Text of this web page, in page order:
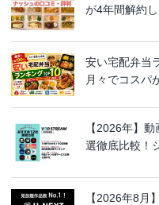
が4年間解約
安い宅配弁当
月々でコスパ
【2026年】
選徹底比較！
【2026年8月